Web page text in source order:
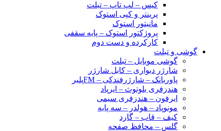
کیس – لپ تاپ – تبلت
پرینتر و کپی استوک
مانیتور استوک
پروژکتور استوک – پایه سقفی
کارکرده و دست دوم
گوشی و تبلت
گوشی موبایل – تبلت
شارژر دیواری – کابل شارژر
پاوربانک – شارژرفندکی – FMپلیر
هندزفری بلوتوث – ایرپاد
ایرفون – هندزفری سیمی
مونوپاد – هولدر – سه پایه
کیف – قاب – گارد
گلس – محافظ صفحه